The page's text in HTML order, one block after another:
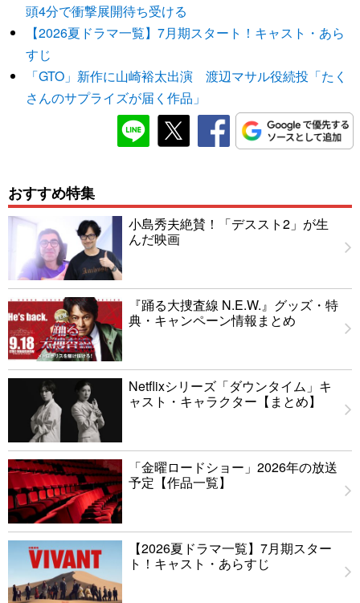
頭4分で衝撃展開待ち受ける
【2026夏ドラマ一覧】7月期スタート！キャスト・あら
すじ
「GTO」新作に山崎裕太出演 渡辺マサル役続投「たく
さんのサプライズが届く作品」
おすすめ特集
小島秀夫絶賛！「デススト2」が生
んだ映画
『踊る大捜査線 N.E.W.』グッズ・特
典・キャンペーン情報まとめ
Netflixシリーズ「ダウンタイム」キ
ャスト・キャラクター【まとめ】
「金曜ロードショー」2026年の放送
予定【作品一覧】
【2026夏ドラマ一覧】7月期スター
ト！キャスト・あらすじ